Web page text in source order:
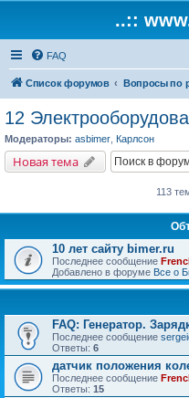
..::
FAQ
Список форумов
12
Модераторы: asbimer Карлсон
Новая тема
113
10 лет сайту bimer.ru
Последнее сообщение
Добавлено в форуме Все о
FAQ: Генератор.
Последнее сообщение
Ответы: 6
датчик положения
Последнее сообщение
Ответы: 15